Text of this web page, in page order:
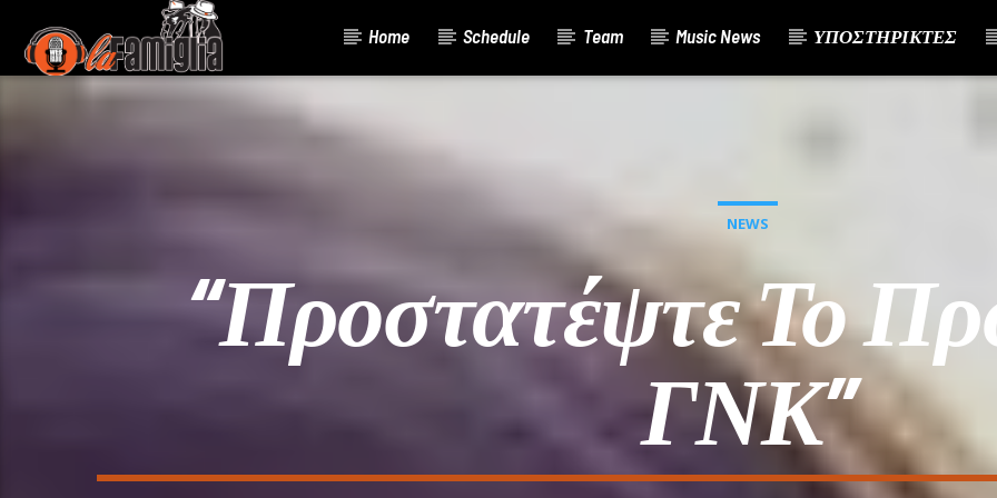
Home Schedule Team Music News ΥΠΟΣΤΗΡΙΚΤΕΣ
NEWS
“Προστατέψτε Το
ΓΝΚ”